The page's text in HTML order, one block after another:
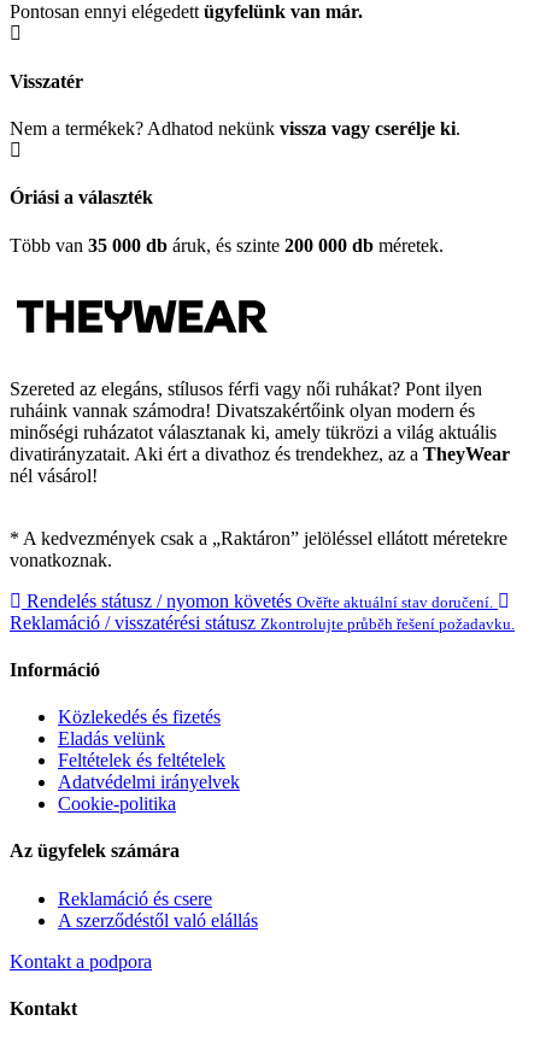
Pontosan ennyi elégedettügyfelünk van már.
Visszatér
Nem a termékek? Adhatod nekünk vissza vagy cserélje ki.
Óriási a választék
Több van 35 000 db áruk, és szinte 200 000 db méretek.
Szereted az elegáns, stílusos férfi vagy női ruhákat? Pont ilyen
ruháink vannak számodra! Divatszakértőink olyan modern és
minőségi ruházatot választanak ki, amely tükrözi a világ aktuális
divatirányzatait. Aki ért a divathoz és trendekhez, az a TheyWear
nél vásárol!
* A kedvezmények csak a „Raktáron” jelöléssel ellátott méretekre
vonatkoznak.
Rendelés státusz / nyomon követés Ověřte aktuální stav doručení.
Reklamáció / visszatérési státusz Zkontrolujte průběh řešení požadavku.
Információ
Közlekedés és fizetés
Eladás velünk
Feltételek és feltételek
Adatvédelmi irányelvek
Cookie-politika
Az ügyfelek számára
Reklamáció és csere
A szerződéstől való elállás
Kontakt a podpora
Kontakt